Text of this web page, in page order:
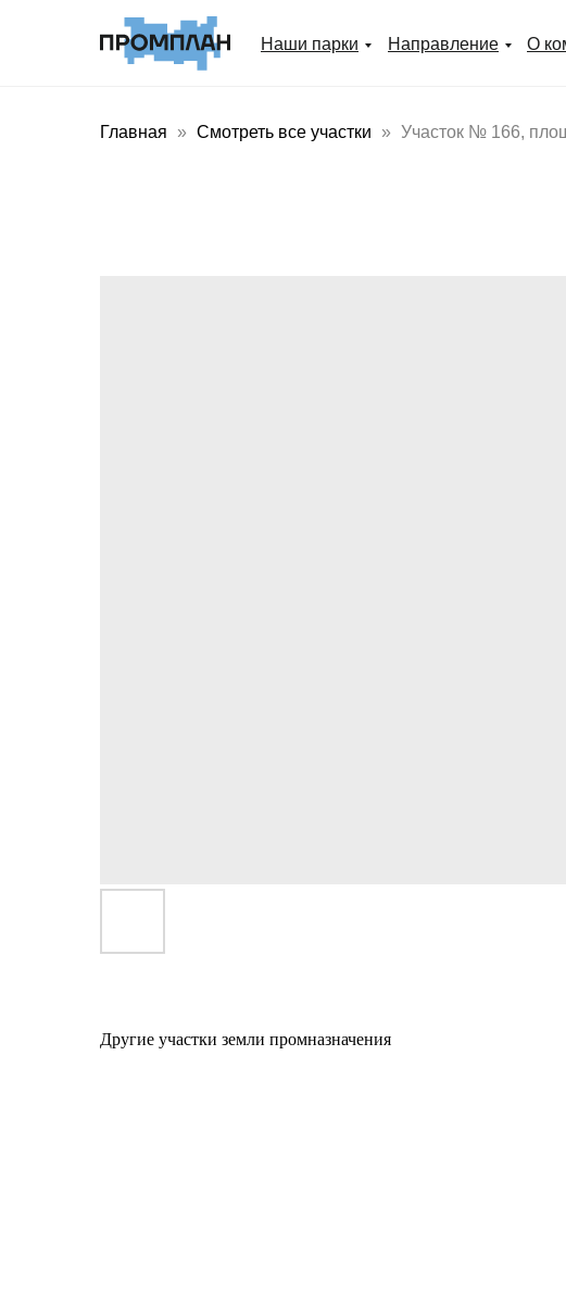
О
Направление
Наши парки
Главная Смотреть все участки Участок № 166,
Другие участки земли промназначения